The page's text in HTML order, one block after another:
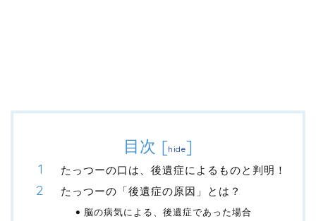
目次 [hide]
たっつーの口は、後遺症によるものと判明！
たっつーの「後遺症の原因」とは？
脳の病気による、後遺症であった場合